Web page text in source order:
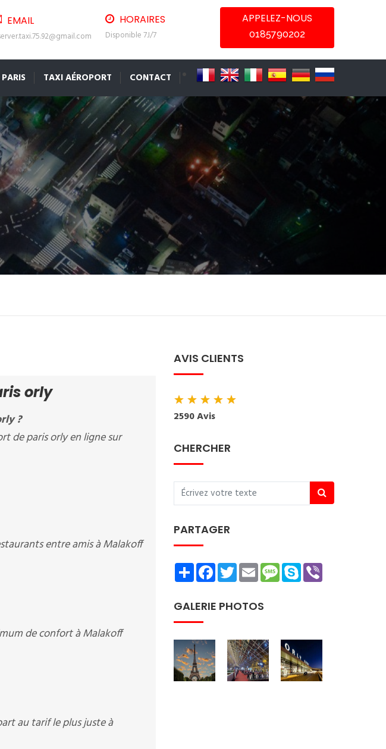
EMAIL HORAIRES
Disponible 7J/7
APPELEZ-NOUS
0185790202
TAXI AÉROPORT CONTACT
orly
?
de paris orly en ligne sur
entre amis à Malakoff
de confort à Malakoff
au tarif le plus juste à
AVIS CLIENTS
★★★★★
2590 Avis
CHERCHER
PARTAGER
ShareFacebookTwitterEmailMessage
Skype
GALERIE PHOTOS